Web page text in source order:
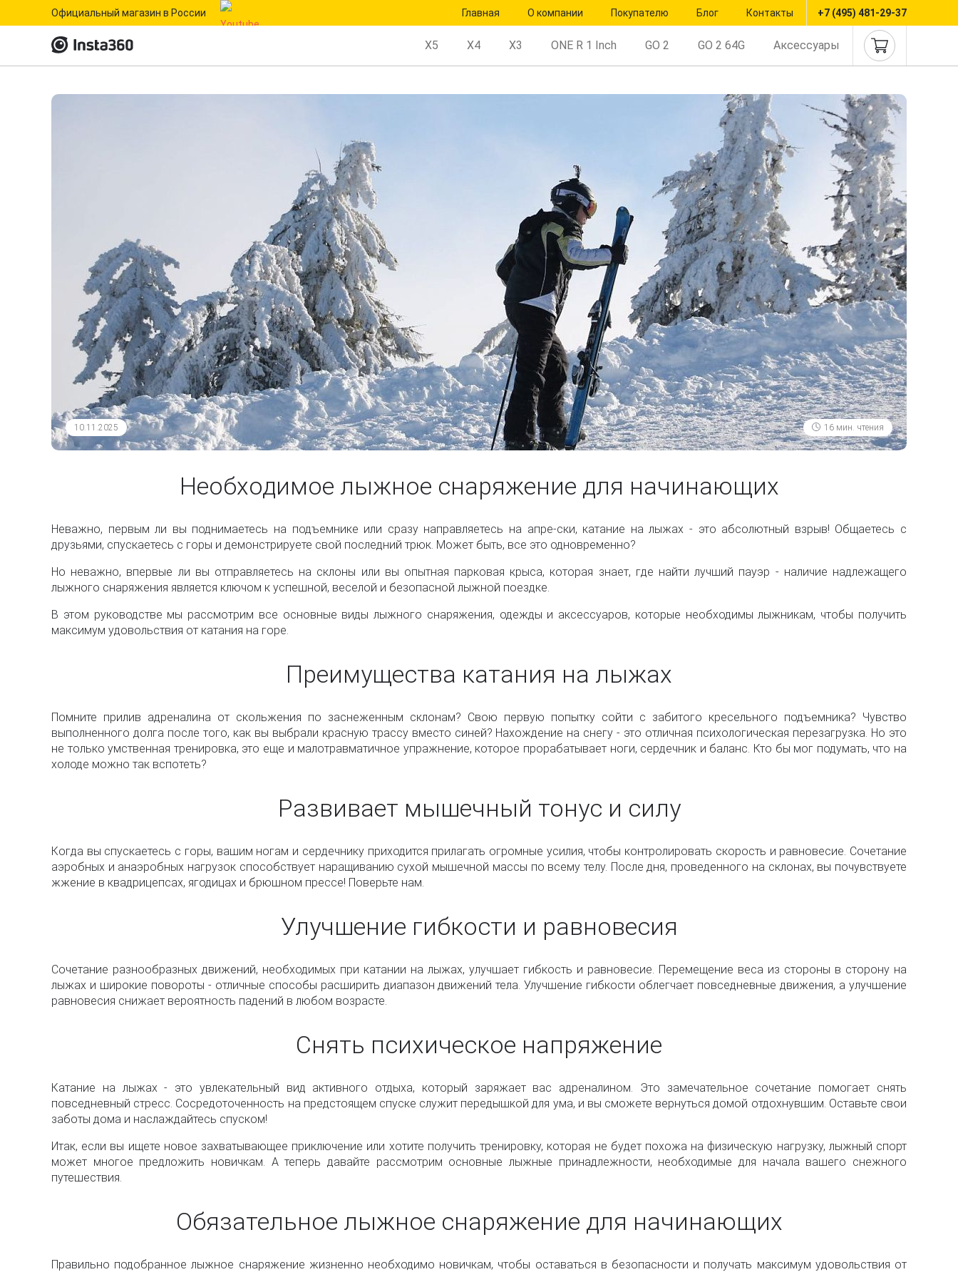
Официальный магазин в России Главная О компании Покупателю Блог Контакты +7 (495) 481-29-37
X5 X4 X3 ONE R 1 Inch GO 2 GO 2 64G Аксессуары
10.11.2025 16 мин. чтения
Необходимое лыжное снаряжение для начинающих
Неважно, первым ли вы поднимаетесь на подъемнике или сразу направляетесь на апре-ски, катание на лыжах - это абсолютный взрыв! Общаетесь с
друзьями, спускаетесь с горы и демонстрируете свой последний трюк. Может быть, все это одновременно?
Но неважно, впервые ли вы отправляетесь на склоны или вы опытная парковая крыса, которая знает, где найти лучший пауэр - наличие надлежащего
лыжного снаряжения является ключом к успешной, веселой и безопасной лыжной поездке.
В этом руководстве мы рассмотрим все основные виды лыжного снаряжения, одежды и аксессуаров, которые необходимы лыжникам, чтобы получить
максимум удовольствия от катания на горе.
Преимущества катания на лыжах
Помните прилив адреналина от скольжения по заснеженным склонам? Свою первую попытку сойти с забитого кресельного подъемника? Чувство
выполненного долга после того, как вы выбрали красную трассу вместо синей? Нахождение на снегу - это отличная психологическая перезагрузка. Но это
не только умственная тренировка, это еще и малотравматичное упражнение, которое прорабатывает ноги, сердечник и баланс. Кто бы мог подумать, что на
холоде можно так вспотеть?
Развивает мышечный тонус и силу
Когда вы спускаетесь с горы, вашим ногам и сердечнику приходится прилагать огромные усилия, чтобы контролировать скорость и равновесие. Сочетание
аэробных и анаэробных нагрузок способствует наращиванию сухой мышечной массы по всему телу. После дня, проведенного на склонах, вы почувствуете
жжение в квадрицепсах, ягодицах и брюшном прессе! Поверьте нам.
Улучшение гибкости и равновесия
Сочетание разнообразных движений, необходимых при катании на лыжах, улучшает гибкость и равновесие. Перемещение веса из стороны в сторону на
лыжах и широкие повороты - отличные способы расширить диапазон движений тела. Улучшение гибкости облегчает повседневные движения, а улучшение
равновесия снижает вероятность падений в любом возрасте.
Снять психическое напряжение
Катание на лыжах - это увлекательный вид активного отдыха, который заряжает вас адреналином. Это замечательное сочетание помогает снять
повседневный стресс. Сосредоточенность на предстоящем спуске служит передышкой для ума, и вы сможете вернуться домой отдохнувшим. Оставьте свои
заботы дома и наслаждайтесь спуском!
Итак, если вы ищете новое захватывающее приключение или хотите получить тренировку, которая не будет похожа на физическую нагрузку, лыжный спорт
может многое предложить новичкам. А теперь давайте рассмотрим основные лыжные принадлежности, необходимые для начала вашего снежного
путешествия.
Обязательное лыжное снаряжение для начинающих
Правильно подобранное лыжное снаряжение жизненно необходимо новичкам, чтобы оставаться в безопасности и получать максимум удовольствия от